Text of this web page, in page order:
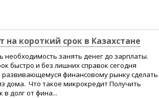
короткий срок в Казахстане
занять денег до зарплаты.
быстро и без лишних справок сегодня
развивающемуся финансовому рынку сделать
дома. Что такое микрокредит Получить
долг от фина...